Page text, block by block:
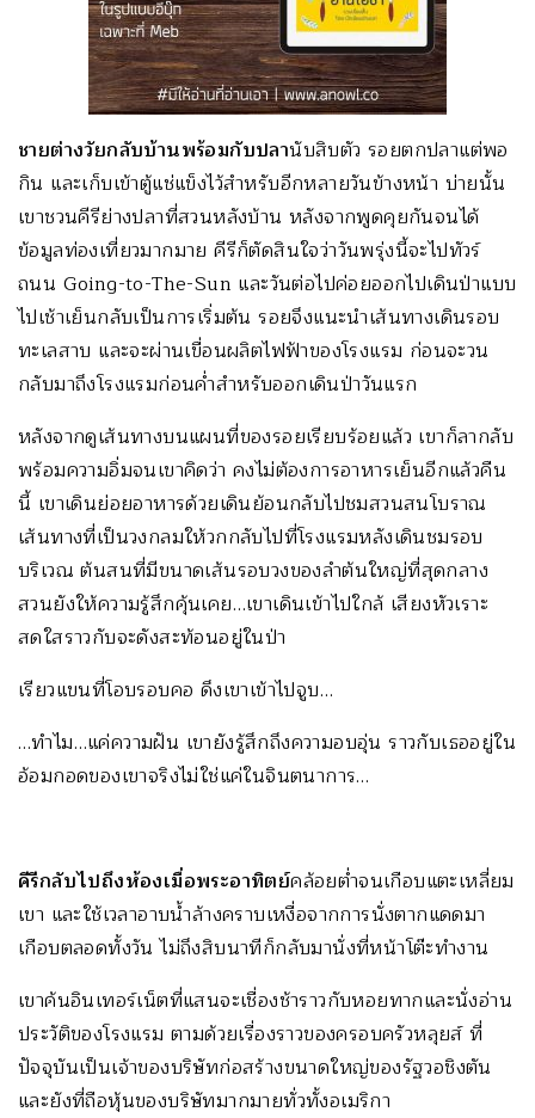
ชายต่างวัยกลับบ้านพร้อมกับปลานับสิบตัว รอยตกปลาแต่พอ
กิน และเก็บเข้าตู้แช่แข็งไว้สำหรับอีกหลายวันข้างหน้า บ่ายนั้น
เขาชวนคีรีย่างปลาที่สวนหลังบ้าน หลังจากพูดคุยกันจนได้
ข้อมูลท่องเที่ยวมากมาย คีรีก็ตัดสินใจว่าวันพรุ่งนี้จะไปทัวร์
ถนน Going-to-The-Sun และวันต่อไปค่อยออกไปเดินป่าแบบ
ไปเช้าเย็นกลับเป็นการเริ่มต้น รอยจึงแนะนำเส้นทางเดินรอบ
ทะเลสาบ และจะผ่านเขื่อนผลิตไฟฟ้าของโรงแรม ก่อนจะวน
กลับมาถึงโรงแรมก่อนค่ำสำหรับออกเดินป่าวันแรก
หลังจากดูเส้นทางบนแผนที่ของรอยเรียบร้อยแล้ว เขาก็ลากลับ
พร้อมความอิ่มจนเขาคิดว่า คงไม่ต้องการอาหารเย็นอีกแล้วคืน
นี้ เขาเดินย่อยอาหารด้วยเดินย้อนกลับไปชมสวนสนโบราณ
เส้นทางที่เป็นวงกลมให้วกกลับไปที่โรงแรมหลังเดินชมรอบ
บริเวณ ต้นสนที่มีขนาดเส้นรอบวงของลำต้นใหญ่ที่สุดกลาง
สวนยังให้ความรู้สึกคุ้นเคย…เขาเดินเข้าไปใกล้ เสียงหัวเราะ
สดใสราวกับจะดังสะท้อนอยู่ในป่า
เรียวแขนที่โอบรอบคอ ดึงเขาเข้าไปจูบ…
…ทำไม…แค่ความฝัน เขายังรู้สึกถึงความอบอุ่น ราวกับเธออยู่ใน
อ้อมกอดของเขาจริงไม่ใช่แค่ในจินตนาการ…
คีรีกลับไปถึงห้องเมื่อพระอาทิตย์คล้อยต่ำจนเกือบแตะเหลี่ยม
เขา และใช้เวลาอาบน้ำล้างคราบเหงื่อจากการนั่งตากแดดมา
เกือบตลอดทั้งวัน ไม่ถึงสิบนาทีก็กลับมานั่งที่หน้าโต๊ะทำงาน
เขาค้นอินเทอร์เน็ตที่แสนจะเชื่องช้าราวกับหอยทากและนั่งอ่าน
ประวัติของโรงแรม ตามด้วยเรื่องราวของครอบครัวหลุยส์ ที่
ปัจจุบันเป็นเจ้าของบริษัทก่อสร้างขนาดใหญ่ของรัฐวอชิงตัน
และยังที่ถือหุ้นของบริษัทมากมายทั่วทั้งอเมริกา